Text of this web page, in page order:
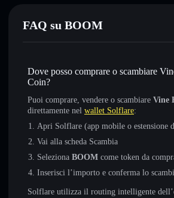
FAQ su BOOM
Dove posso comprare o scambiare
Coin?
Puoi comprare, vendere o scambiare Vine
direttamente nel wallet Solflare:
Apri Solflare (app mobile o estensione
Vai alla scheda Scambia
Seleziona BOOM come token da
Inserisci l’importo e conferma lo
Solflare utilizza il routing intelligente